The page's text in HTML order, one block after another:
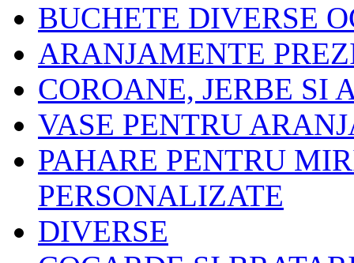
BUCHETE DIVERSE
ARANJAMENTE
COROANE, JERBE SI
VASE PENTRU
PAHARE PENTRU
PERSONALIZATE
DIVERSE